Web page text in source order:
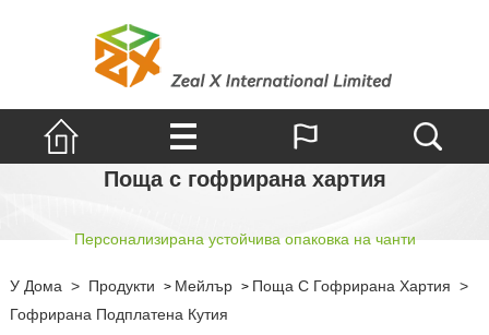
Поща с гофрирана хартия
Персонализирана устойчива опаковка на чанти
У Дома > Продукти > Мейлър > Поща С Гофрирана Хартия >
Гофрирана Подплатена Кутия